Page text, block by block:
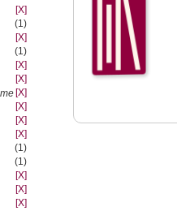
[X]
(1)
[X]
(1)
[X]
[X]
[X]
[X]
[X]
[X]
(1)
(1)
[X]
[X]
[X]